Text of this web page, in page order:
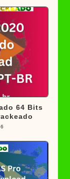
64 Bits